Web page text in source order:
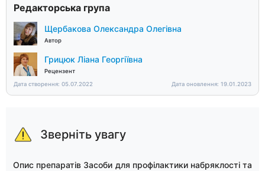
Редакторська група
Щербакова Олександра Олегівна
Автор
Грицюк Ліана Георгіївна
Рецензент
Дата створення: 05.07.2022
Дата оновлення: 19.01.2023
Зверніть увагу
Опис препаратів Засоби для профілактики набряклості та